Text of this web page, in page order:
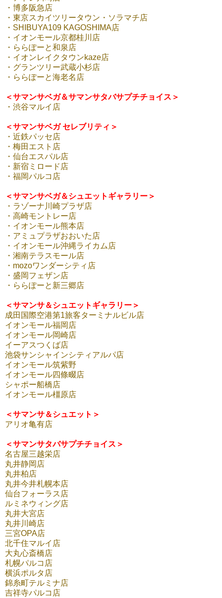
・博多阪急店
・東京スカイツリータウン・ソラマチ店
・SHIBUYA109 KAGOSHIMA店
・イオンモール京都桂川店
・ららぽーと和泉店
・イオンレイクタウンkaze店
・グランツリー武蔵小杉店
・ららぽーと海老名店
＜サマンサベガ＆サマンサタバサプチチョイス＞
・渋谷マルイ店
＜サマンサベガ セレブリティ＞
・近鉄パッセ店
・梅田エスト店
・仙台エスパル店
・新宿ミロード店
・福岡パルコ店
＜サマンサベガ＆シュエットギャラリー＞
・ラゾーナ川崎プラザ店
・高崎モントレー店
・イオンモール熊本店
・アミュプラザおおいた店
・イオンモール沖縄ライカム店
・湘南テラスモール店
・mozoワンダーシティ店
・盛岡フェザン店
・ららぽーと新三郷店
＜サマンサ＆シュエットギャラリー＞
成田国際空港第1旅客ターミナルビル店
イオンモール福岡店
イオンモール岡崎店
イーアスつくば店
池袋サンシャインシティアルパ店
イオンモール筑紫野
イオンモール四條畷店
シャポー船橋店
イオンモール橿原店
＜サマンサ＆シュエット＞
アリオ亀有店
＜サマンサタバサプチチョイス＞
名古屋三越栄店
丸井静岡店
丸井柏店
丸井今井札幌本店
仙台フォーラス店
ルミネウィング店
丸井大宮店
丸井川崎店
三宮OPA店
北千住マルイ店
大丸心斎橋店
札幌パルコ店
横浜ポルタ店
錦糸町テルミナ店
吉祥寺パルコ店